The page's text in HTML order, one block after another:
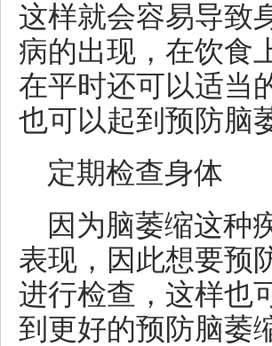
这样就会容易导致
病的出现，在饮食
在平时还可以适当
也可以起到预防脑
定期检查身体
因为脑萎缩这种
表现，因此想要预
进行检查，这样也
到更好的预防脑萎